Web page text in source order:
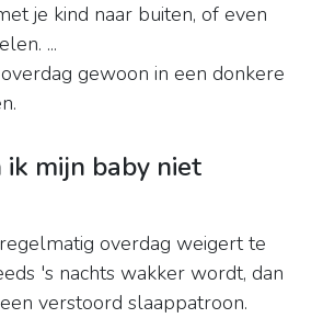
je kind naar buiten, of even
...
gewoon in een donkere
mijn baby niet
regelmatig overdag weigert te
's nachts wakker wordt, dan
verstoord slaappatroon.